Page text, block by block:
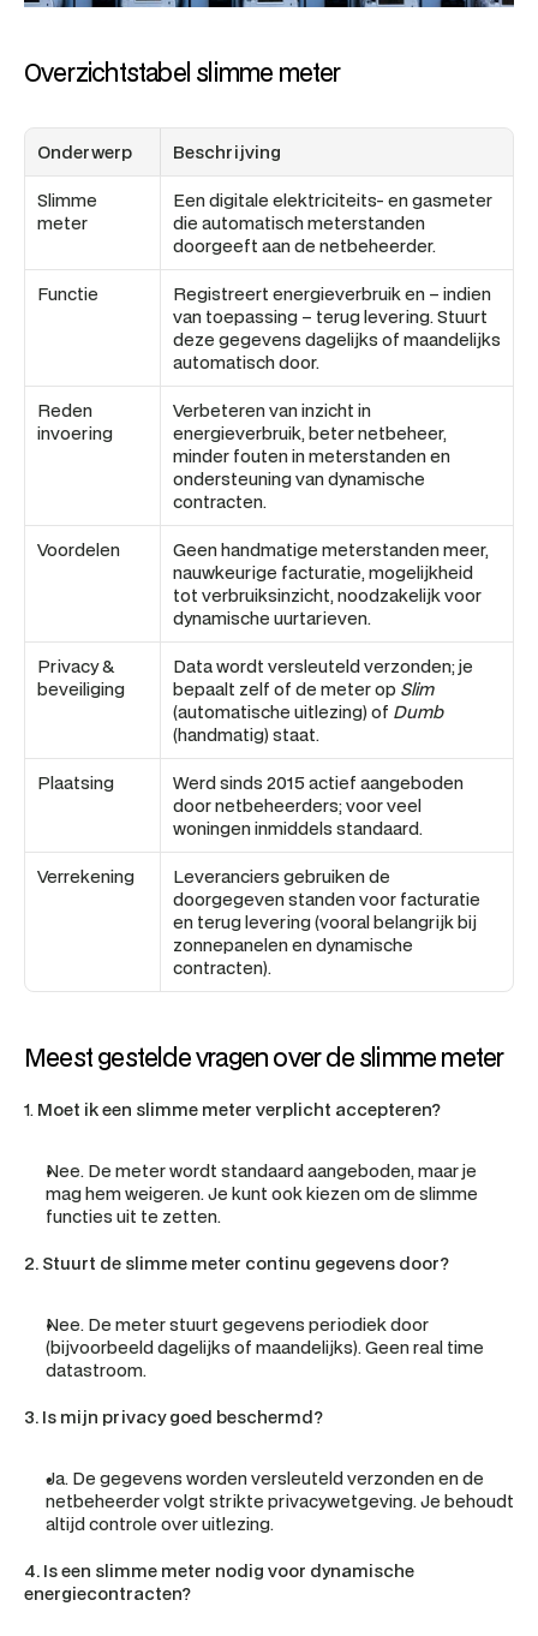
Overzichtstabel slimme meter
Onderwerp Beschrijving
Slimme
meter
Een digitale elektriciteits- en gasmeter
die automatisch meterstanden
doorgeeft aan de netbeheerder.
Functie
Registreert energieverbruik en – indien
van toepassing – terug levering. Stuurt
deze gegevens dagelijks of maandelijks
automatisch door.
Reden
invoering
Verbeteren van inzicht in
energieverbruik, beter netbeheer,
minder fouten in meterstanden en
ondersteuning van dynamische
contracten.
Voordelen
Geen handmatige meterstanden meer,
nauwkeurige facturatie, mogelijkheid
tot verbruiksinzicht, noodzakelijk voor
dynamische uurtarieven.
Privacy &
beveiliging
Data wordt versleuteld verzonden; je
bepaalt zelf of de meter op Slim
(automatische uitlezing) of Dumb
(handmatig) staat.
Plaatsing
Werd sinds 2015 actief aangeboden
door netbeheerders; voor veel
woningen inmiddels standaard.
Verrekening
Leveranciers gebruiken de
doorgegeven standen voor facturatie
en terug levering (vooral belangrijk bij
zonnepanelen en dynamische
contracten).
Meest gestelde vragen over de slimme meter
1. Moet ik een slimme meter verplicht accepteren?
Nee. De meter wordt standaard aangeboden, maar je
mag hem weigeren. Je kunt ook kiezen om de slimme
functies uit te zetten.
2. Stuurt de slimme meter continu gegevens door?
Nee. De meter stuurt gegevens periodiek door
(bijvoorbeeld dagelijks of maandelijks). Geen real time
datastroom.
3. Is mijn privacy goed beschermd?
Ja. De gegevens worden versleuteld verzonden en de
netbeheerder volgt strikte privacywetgeving. Je behoudt
altijd controle over uitlezing.
4. Is een slimme meter nodig voor dynamische
energiecontracten?